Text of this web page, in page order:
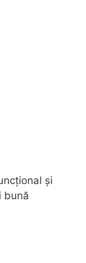
și
bună